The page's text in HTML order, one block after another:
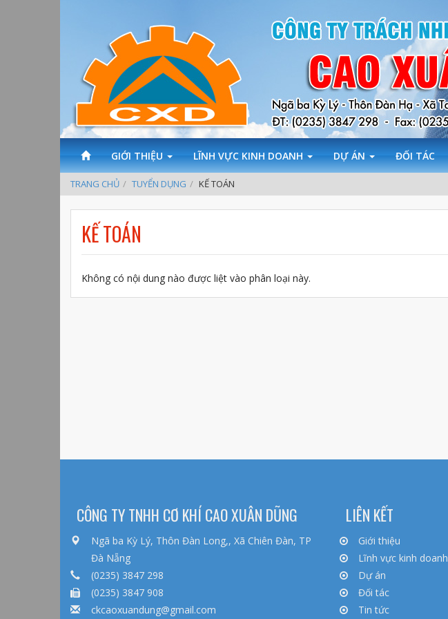
GIỚI THIỆU LĨNH VỰC KINH DOANH DỰ ÁN ĐỐI TÁC
BẠN
ĐANG
ĐÂY
TRANG CHỦ TUYỂN DỤNG KẾ TOÁN
KẾ TOÁN
Không có nội dung nào được liệt vào phân loại này.
CÔNG TY TNHH CƠ KHÍ CAO XUÂN DŨNG
Ngã ba Kỳ Lý, Thôn Đàn Long,, Xã Chiên Đàn, TP
Đà Nẵng
(0235) 3847 298
(0235) 3847 908
ckcaoxuandung@gmail.com
LIÊN KẾT
Giới thiệu
Lĩnh vực kinh doanh
Dự án
Đối tác
Tin tức